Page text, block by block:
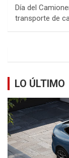
Día del
transporte de
LO ÚLTIMO